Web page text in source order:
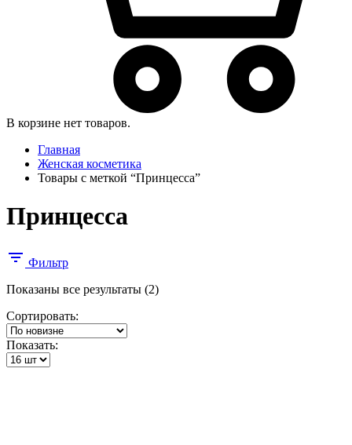
В корзине нет товаров.
Главная
Женская косметика
Товары с меткой “Принцесса”
Принцесса
Фильтр
Показаны все результаты (2)Сортировка:
Сортировать:
Показать: